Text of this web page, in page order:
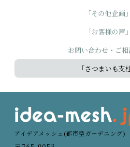
「その他企画」
「お客様の声」
お問い合わせ・ご相
「さつまいも支
アイデアメッシュ(都市型ガーデニング)